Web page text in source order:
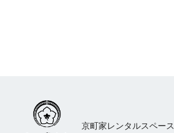
京町家レンタルスペース